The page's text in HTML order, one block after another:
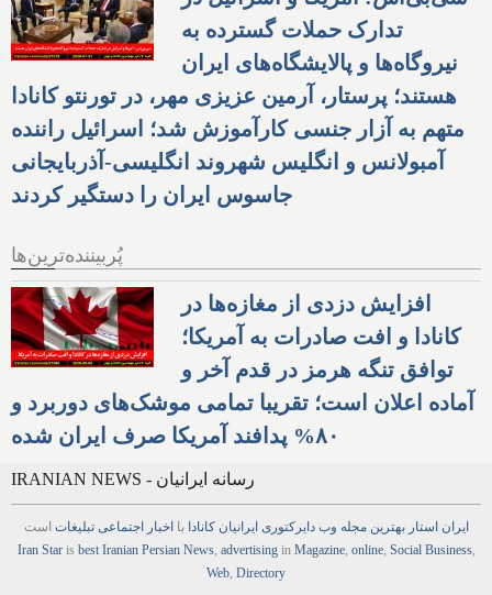
تدارک حملات گسترده به
نیروگاه‌ها و پالایشگاه‌های ایران
هستند؛ پرستار، آرمین عزیزی مهر، در تورنتو کانادا
متهم به آزار جنسی کارآموزش شد؛ اسرائیل راننده
آمبولانس و انگلیس شهروند انگلیسی-آذربایجانی
جاسوس ایران را دستگیر کردند
پُربیننده‌ترین‌ها
افزایش دزدی از مغازه‌ها در
کانادا و افت صادرات به آمریکا؛
توافق تنگه هرمز در قدم آخر و
آماده اعلان است؛ تقریبا تمامی موشک‌های دوربرد و
۸۰% پدافند آمریکا صرف ایران شده
IRANIAN NEWS - رسانه ایرانیان
ایران استار بهترین مجله وب دایرکتوری ایرانیان کانادا با اخبار اجتماعی تبلیغات است
Iran Staris best Iranian Persian News, advertisingin Magazine, online, Social Business,
Web, Directory